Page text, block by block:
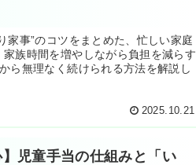
家事”のコツをまとめた、忙しい家庭
族時間を増やしながら負担を減らす
ら無理なく続けられる方法を解説し
2025.10.21
】児童手当の仕組みと「い